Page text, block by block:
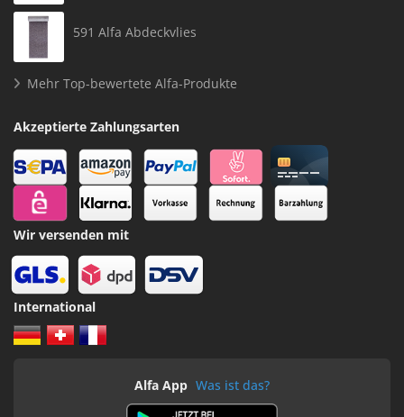
591 Alfa Abdeckvlies
Mehr Top-bewertete Alfa-Produkte
Akzeptierte Zahlungsarten
Wir versenden mit
International
Alfa App Was ist das?